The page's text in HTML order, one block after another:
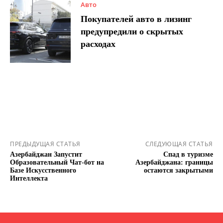
Авто
Покупателей авто в лизинг
предупредили о скрытых
расходах
ПРЕДЫДУЩАЯ СТАТЬЯ
Азербайджан Запустит
Образовательный Чат-бот на
Базе Искусственного
Интеллекта
СЛЕДУЮЩАЯ СТАТЬЯ
Спад в туризме
Азербайджана: границы
остаются закрытыми